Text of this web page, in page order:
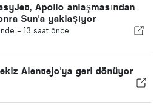
Apollo anlaşmasından
Sun'a yaklaşıyor
- 13 saat önce
Alentejo'ya geri dönüyor